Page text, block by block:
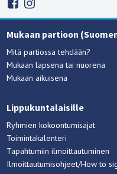
Mukaan partioon
Mitä partiossa tehdään?
Mukaan lapsena tai nuorena
Mukaan aikuisena
Lippukuntalaisille
Ryhmien kokoontumisajat
Toimintakalenteri
Tapahtumiin ilmoittautuminen
Ilmoittautumisohjeet/How to